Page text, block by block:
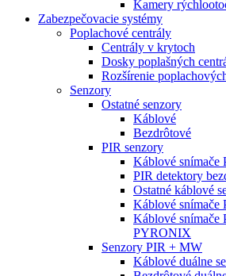
Kamery
Zabezpečovacie systémy
Poplachové centrály
Centrály v krytoch
Dosky poplašných
Rozšírenie
Senzory
Ostatné senzory
Káblové
Bezdrôtové
PIR senzory
Káblové
PIR detektory
Ostatné káblové
Káblové snímače
Káblové
PYRONIX
Senzory PIR + MW
Káblové duálne